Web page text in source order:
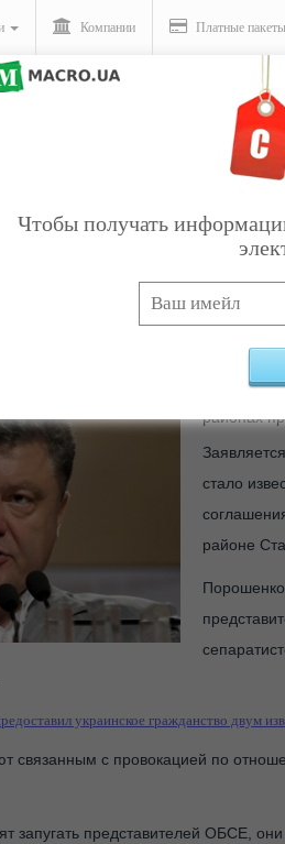
Компании Платные пакеты
уведомить ОБСЕ и
Сегодня,
районах
стало
районе
украинское гражданство двум
связанным с провокацией по
запугать представителей ОБСЕ,
Чтобы получать